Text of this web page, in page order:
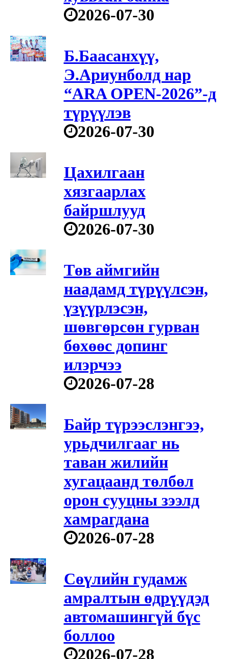
2026-07-30
Б.Баасанхүү,
Э.Ариунболд нар
“ARA OPEN-2026”-д
түрүүлэв
2026-07-30
Цахилгаан
хязгаарлах
байршлууд
2026-07-30
Төв аймгийн
наадамд түрүүлсэн,
үзүүрлэсэн,
шөвгөрсөн гурван
бөхөөс допинг
илэрчээ
2026-07-28
Байр түрээслэнгээ,
урьдчилгааг нь
таван жилийн
хугацаанд төлбөл
орон сууцны зээлд
хамрагдана
2026-07-28
Сөүлийн гудамж
амралтын өдрүүдэд
автомашингүй бүс
боллоо
2026-07-28